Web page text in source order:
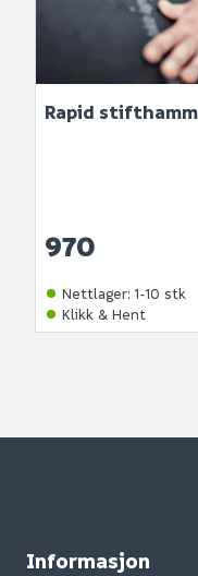
Rapid
970
Nettlager: 1-10 stk
Klikk & Hent
Informasjon